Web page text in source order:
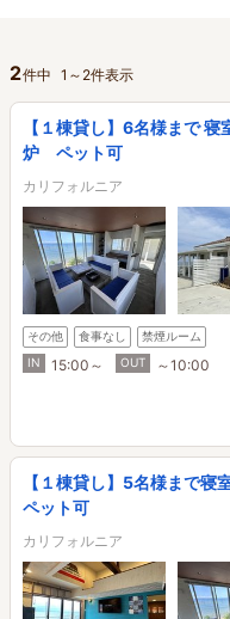
2件中 1 ～ 2件表示
【１棟貸し】6名様まで
炉 ペット可
カリフォルニア
その他 食事なし
禁煙ルーム
IN
15:00～ OUT ～10:00
【１棟貸し】5名様まで
ペット可
カリフォルニア